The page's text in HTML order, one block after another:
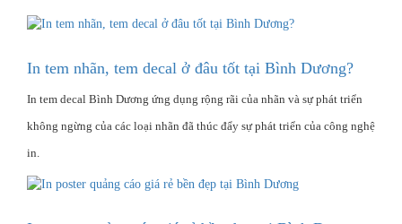
In tem nhãn, tem decal ở đâu tốt tại Bình Dương?
In tem decal Bình Dương ứng dụng rộng rãi của nhãn và sự phát triển
không ngừng của các loại nhãn đã thúc đẩy sự phát triển của công nghệ
in.